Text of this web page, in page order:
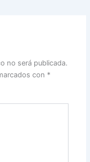
no será publicada.
con *